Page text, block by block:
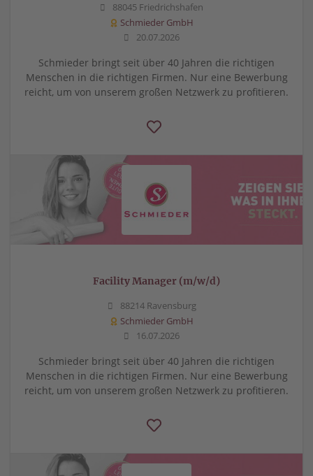
88045 Friedrichshafen
Schmieder GmbH
20.07.2026
Schmieder bringt seit über 40 Jahren die richtigen
Menschen in die richtigen Firmen. Nur eine Bewerbung
reicht, um von unserem großen Netzwerk zu profitieren.
Facility Manager (m/w/d)
88214 Ravensburg
Schmieder GmbH
16.07.2026
Schmieder bringt seit über 40 Jahren die richtigen
Menschen in die richtigen Firmen. Nur eine Bewerbung
reicht, um von unserem großen Netzwerk zu profitieren.